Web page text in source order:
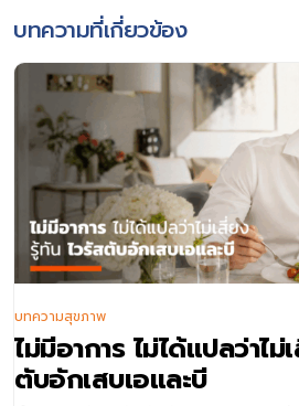
บทความที่เกี่ยวข้อง
ไม่มีอาการ ไม่ได้แปลว่าไ
ตับอักเสบเอและบี
บทความสุขภาพ